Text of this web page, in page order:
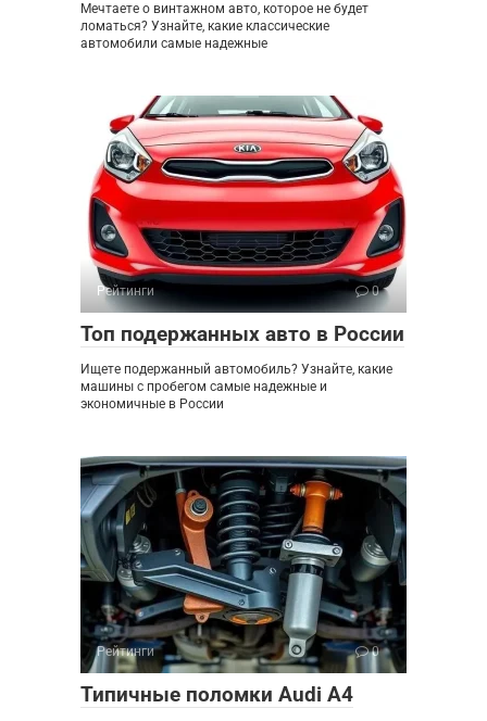
Мечтаете о винтажном авто, которое не будет
ломаться? Узнайте, какие классические
автомобили самые надежные
Рейтинги 0
Топ подержанных авто в России
Ищете подержанный автомобиль? Узнайте, какие
машины с пробегом самые надежные и
экономичные в России
Рейтинги 0
Типичные поломки Audi A4